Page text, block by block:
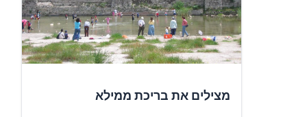
מצילים את בריכת ממילא